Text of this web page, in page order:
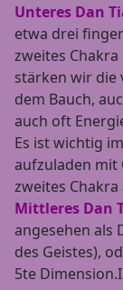
Unteres Dan
etwa drei
zweites
stärken wir die
dem Bauch,
auch oft
Es ist wichtig
aufzuladen mit
zweites
Mittleres Dan
angesehen als
des Geistes),
5te